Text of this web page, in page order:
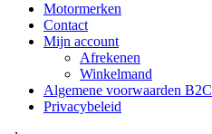
Motormerken
Contact
Mijn account
Afrekenen
Winkelmand
Algemene voorwaarden B2C
Privacybeleid